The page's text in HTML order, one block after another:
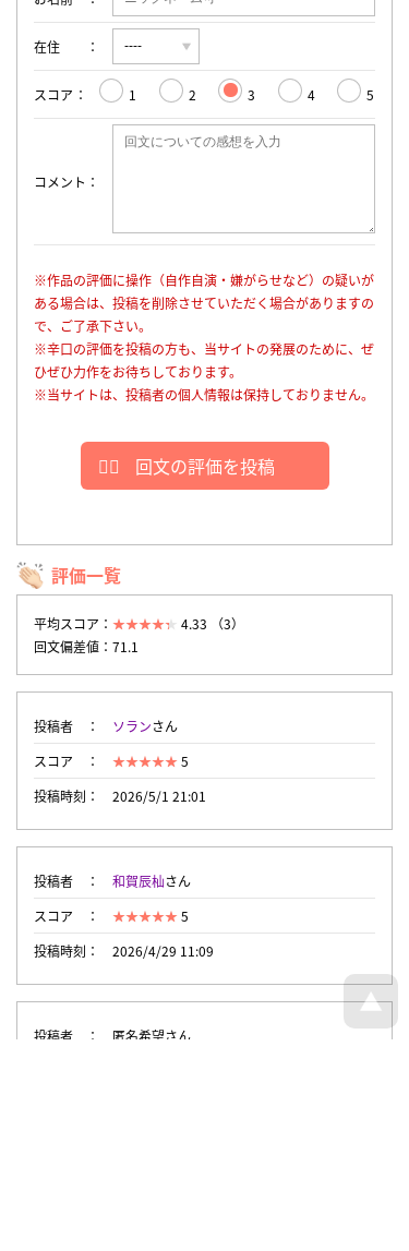
在住
スコア 1 2 3 4 5
コメント
※作品の評価に操作（自作自演・嫌がらせなど）の疑いが
ある場合は、投稿を削除させていただく場合がありますの
で、ご了承下さい。
※辛口の評価を投稿の方も、当サイトの発展のために、ぜ
ひぜひ力作をお待ちしております。
※当サイトは、投稿者の個人情報は保持しておりません。
回文の評価を投稿
評価一覧
平均スコア：
4.33 （3）
回文偏差値：71.1
投稿者 ソランさん
スコア
5
投稿時刻
2026/5/1 21:01
投稿者 和賀辰杣さん
スコア
5
投稿時刻
2026/4/29 11:09
投稿者
匿名希望さん